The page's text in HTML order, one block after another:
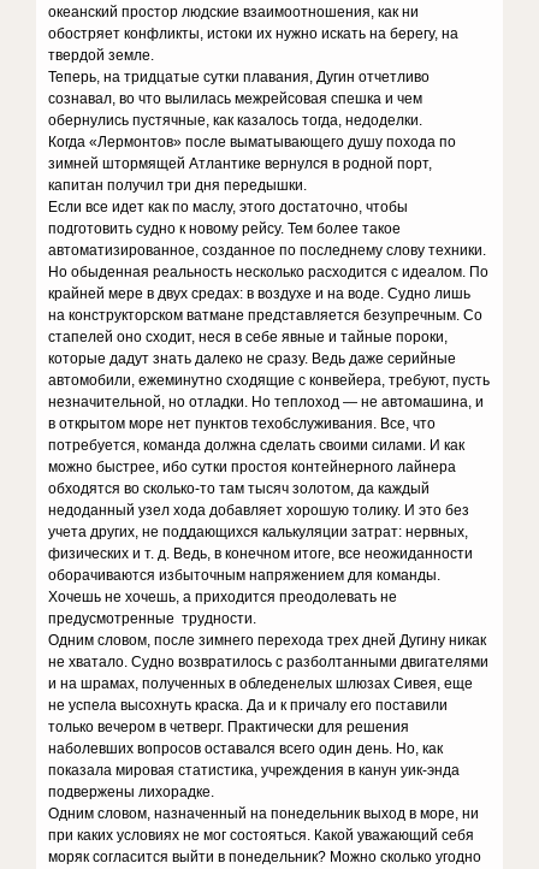
океанский простор людские взаимоотношения, как ни
обостряет конфликты, истоки их нужно искать на берегу, на
твердой земле.
Теперь, на тридцатые сутки плавания, Дугин отчетливо
сознавал, во что вылилась межрейсовая спешка и чем
обернулись пустячные, как казалось тогда, недоделки.
Когда «Лермонтов» после выматывающего душу похода по
зимней штормящей Атлантике вернулся в родной порт,
капитан получил три дня передышки.
Если все идет как по маслу, этого достаточно, чтобы
подготовить судно к новому рейсу. Тем более такое
автоматизированное, созданное по последнему слову техники.
Но обыденная реальность несколько расходится с идеалом. По
крайней мере в двух средах: в воздухе и на воде. Судно лишь
на конструкторском ватмане представляется безупречным. Со
стапелей оно сходит, неся в себе явные и тайные пороки,
которые дадут знать далеко не сразу. Ведь даже серийные
автомобили, ежеминутно сходящие с конвейера, требуют, пусть
незначительной, но отладки. Но теплоход — не автомашина, и
в открытом море нет пунктов техобслуживания. Все, что
потребуется, команда должна сделать своими силами. И как
можно быстрее, ибо сутки простоя контейнерного лайнера
обходятся во сколько-то там тысяч золотом, да каждый
недоданный узел хода добавляет хорошую толику. И это без
учета других, не поддающихся калькуляции затрат: нервных,
физических и т. д. Ведь, в конечном итоге, все неожиданности
оборачиваются избыточным напряжением для команды.
Хочешь не хочешь, а приходится преодолевать не
предусмотренные трудности.
Одним словом, после зимнего перехода трех дней Дугину никак
не хватало. Судно возвратилось с разболтанными двигателями
и на шрамах, полученных в обледенелых шлюзах Сивея, еще
не успела высохнуть краска. Да и к причалу его поставили
только вечером в четверг. Практически для решения
наболевших вопросов оставался всего один день. Но, как
показала мировая статистика, учреждения в канун уик-энда
подвержены лихорадке.
Одним словом, назначенный на понедельник выход в море, ни
при каких условиях не мог состояться. Какой уважающий себя
моряк согласится выйти в понедельник? Можно сколько угодно